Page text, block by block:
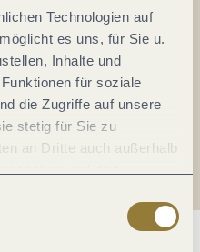
Technologien auf
es uns, für Sie u.
Inhalte und
für soziale
die Zugriffe auf unsere
stetig für Sie zu
an Dritte auch außerhalb
der Auswahl "Alle
in der Nutzung
gibt's im Abo...